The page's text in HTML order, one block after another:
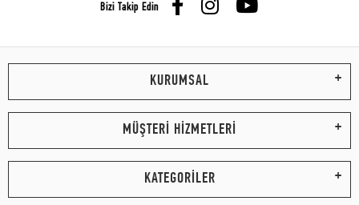
Bizi Takip Edin
KURUMSAL
MÜŞTERİ HİZMETLERİ
KATEGORİLER